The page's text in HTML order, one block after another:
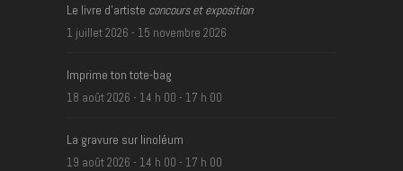
Le livre d’artiste concours et exposition
1 juillet 2026 - 15 novembre 2026
Imprime ton tote-bag
18 août 2026 - 14 h 00 - 17 h 00
La gravure sur linoléum
19 août 2026 - 14 h 00 - 17 h 00